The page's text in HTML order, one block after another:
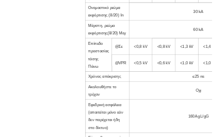
Ονομαστικό ρεύμα
εκφόρτισης (8/20) In
30 kA
Μέγιστη. ρεύμα
εκφόρτισης(8/20) Μεγ
60 kA
Επίπεδο
προστασίας
τάσης
Πάνω
@Σε <0,8 kV <0,8 kV <1,3 kV <1,4 kV
@VPR <0,5 kV <0,6 kV <1,0 kV <1,0 kV
Χρόνος απόκρισης ≤25 ns
Ακολουθήστε το
τρέχον
Οχι
Εφεδρική ασφάλεια
(απαιτείται μόνο εάν
δεν παρέχεται ήδη
στο δίκτυο)
160A gL/gG